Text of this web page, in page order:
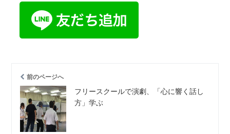
前のページへ
フリースクールで演劇、「心に響く話し
方」学ぶ